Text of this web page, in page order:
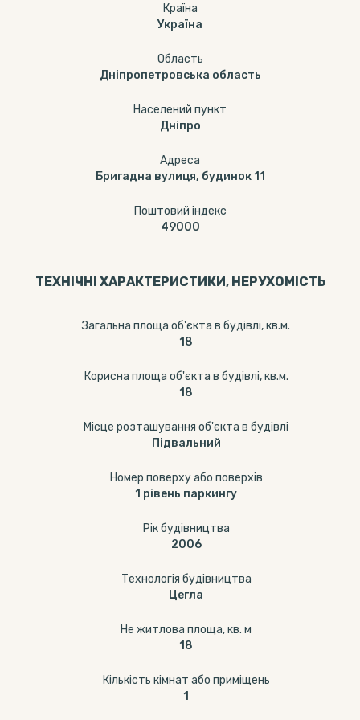
Країна
Україна
Область
Дніпропетровська область
Населений пункт
Дніпро
Адреса
Бригадна вулиця, будинок 11
Поштовий індекс
49000
ТЕХНІЧНІ ХАРАКТЕРИСТИКИ, НЕРУХОМІСТЬ
Загальна площа об'єкта в будівлі, кв.м.
18
Корисна площа об'єкта в будівлі, кв.м.
18
Місце розташування об'єкта в будівлі
Підвальний
Номер поверху або поверхів
1 рівень паркингу
Рік будівництва
2006
Технологія будівництва
Цегла
Не житлова площа, кв. м
18
Кількість кімнат або приміщень
1